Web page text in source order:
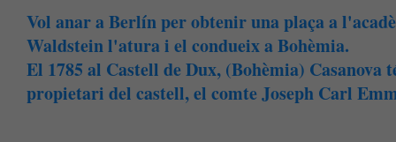
Vol anar a Berlín per obtenir una plaça a
Waldstein l'atura i el condueix a Bohèmia.
El 1785 al Castell de Dux, (Bohèmia)
propietari del castell, el comte Joseph Carl